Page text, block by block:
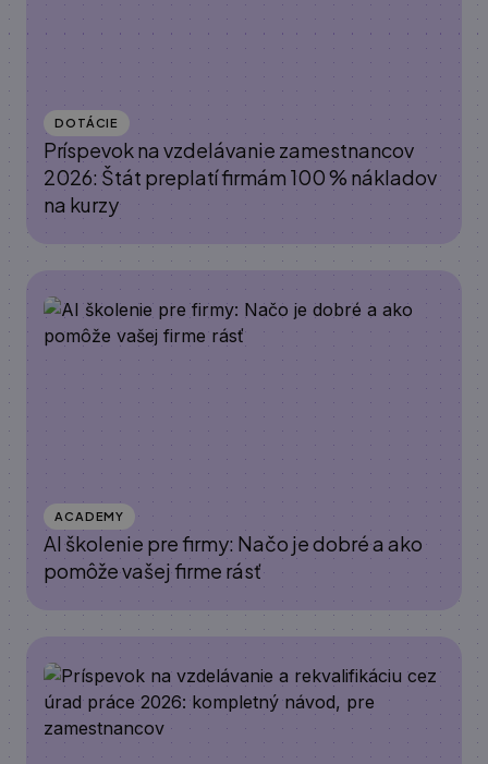
DOTÁCIE
Príspevok na vzdelávanie zamestnancov
2026: Štát preplatí firmám 100 % nákladov
na kurzy
ACADEMY
AI školenie pre firmy: Načo je dobré a ako
pomôže vašej firme rásť